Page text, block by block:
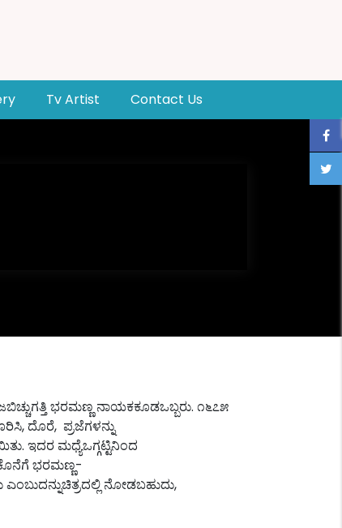
Tv Artist Contact Us
ಭರಮಣ್ಣ ನಾಯಕಕೂಡಒಬ್ಬರು. ೧೬೭೫
ದೊರೆ, ಪ್ರಜೆಗಳನ್ನು
ಇದರ ಮಧ್ಯೆಒಗ್ಗಟ್ಟಿನಿಂದ
ಭರಮಣ್ಣ-
ನೋಡಬಹುದು,